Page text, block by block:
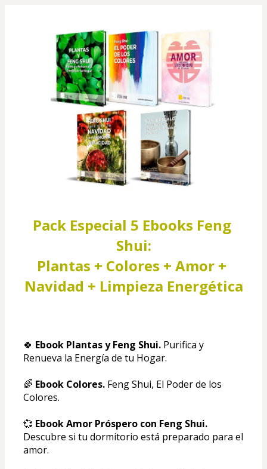
Pack Especial 5 Ebooks Feng
Shui:
Plantas + Colores + Amor +
Navidad + Limpieza Energética
🍀 Ebook Plantas y Feng Shui. Purifica y
Renueva la Energía de tu Hogar.
🌈 Ebook Colores. Feng Shui, El Poder de los
Colores.
💞
Descubre si tu dormitorio está preparado para el
amor.